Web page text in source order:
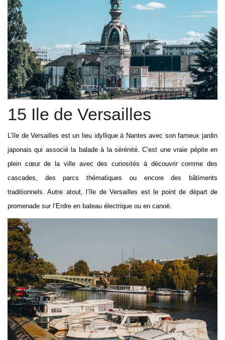
15 Ile de Versailles
L’île de Versailles est un lieu idyllique à Nantes avec son fameux jardin
japonais qui associé la balade à la sérénité. C’est une vraie pépite en
plein cœur de la ville avec des curiosités à découvrir comme des
cascades, des parcs thématiques ou encore des bâtiments
traditionnels. Autre atout, l’île de Versailles est le point de départ de
promenade sur l’Erdre en bateau électrique ou en canoë.